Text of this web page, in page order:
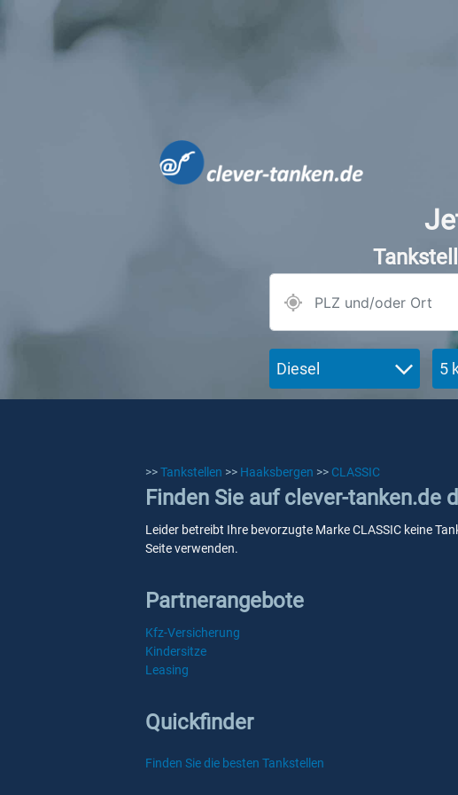
Diesel 5
>>Tankstellen >> Haaksbergen >> CLASSIC
Finden Sie auf clever-tanken.de
Leider betreibt Ihre bevorzugte Marke CLASSIC keine
Seite verwenden.
Partnerangebote
Kfz-Versicherung
Kindersitze
Leasing
Quickfinder
Finden Sie die besten Tankstellen